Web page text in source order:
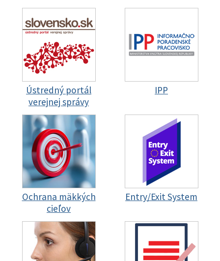
Ústredný portál
verejnej správy
IPP
Ochrana mäkkých
cieľov
Entry/Exit System